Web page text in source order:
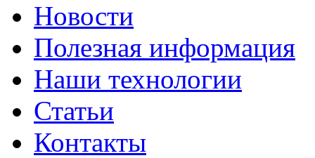
Новости
Полезная информация
Наши технологии
Статьи
Контакты